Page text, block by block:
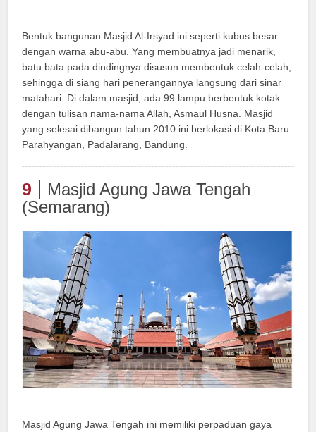
Bentuk bangunan Masjid Al-Irsyad ini seperti kubus besar
dengan warna abu-abu. Yang membuatnya jadi menarik,
batu bata pada dindingnya disusun membentuk celah-celah,
sehingga di siang hari penerangannya langsung dari sinar
matahari. Di dalam masjid, ada 99 lampu berbentuk kotak
dengan tulisan nama-nama Allah, Asmaul Husna. Masjid
yang selesai dibangun tahun 2010 ini berlokasi di Kota Baru
Parahyangan, Padalarang, Bandung.
9
Masjid Agung Jawa Tengah
(Semarang)
Masjid Agung Jawa Tengah ini memiliki perpaduan gaya